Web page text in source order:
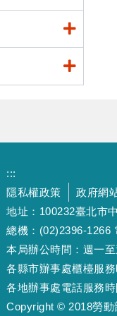
:::
隱私權政策
政府網
地址：100232臺北市
總機：(02)2396-1266
本局辦公時間：週一
各縣市辦事處櫃檯服
各地辦事處電話服務
Copyright © 2018勞動